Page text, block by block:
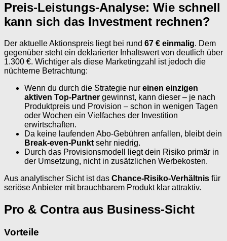
Preis-Leistungs-Analyse: Wie schnell
kann sich das Investment rechnen?
Der aktuelle Aktionspreis liegt bei rund 67 € einmalig. Dem
gegenüber steht ein deklarierter Inhaltswert von deutlich über
1.300 €. Wichtiger als diese Marketingzahl ist jedoch die
nüchterne Betrachtung:
Wenn du durch die Strategie nur einen einzigen
aktiven Top-Partner gewinnst, kann dieser – je nach
Produktpreis und Provision – schon in wenigen Tagen
oder Wochen ein Vielfaches der Investition
erwirtschaften.
Da keine laufenden Abo-Gebühren anfallen, bleibt dein
Break-even-Punkt sehr niedrig.
Durch das Provisionsmodell liegt dein Risiko primär in
der Umsetzung, nicht in zusätzlichen Werbekosten.
Aus analytischer Sicht ist das Chance-Risiko-Verhältnis für
seriöse Anbieter mit brauchbarem Produkt klar attraktiv.
Pro & Contra aus Business-Sicht
Vorteile